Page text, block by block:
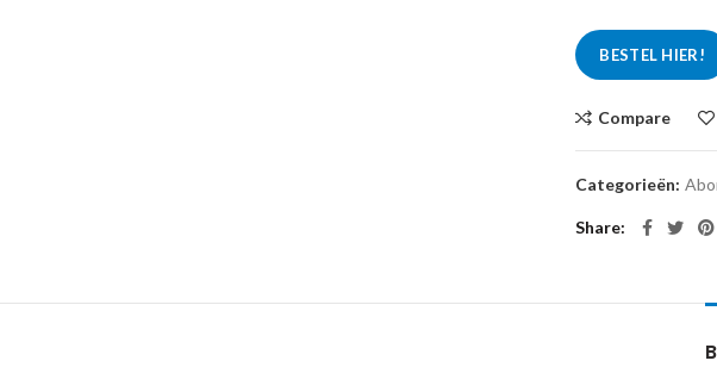
BESTEL HIER!
Compare
Categorieën:
Share